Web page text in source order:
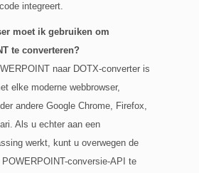
integreert.
moet ik gebruiken om
te converteren?
naar DOTX-converter is
elke moderne webbrowser,
andere Google Chrome, Firefox,
Als u echter aan een
werkt, kunt u overwegen de
conversie-API te